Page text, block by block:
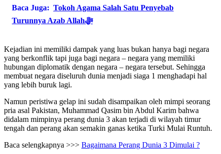
Baca Juga: Tokoh Agama Salah Satu Penyebab
Turunnya Azab Allahﷻ
Kejadian ini memiliki dampak yang luas bukan hanya bagi negara
yang berkonflik tapi juga bagi negara – negara yang memiliki
hubungan diplomatik dengan negara – negara tersebut. Sehingga
membuat negara diseluruh dunia menjadi siaga 1 menghadapi hal
yang lebih buruk lagi.
Namun peristiwa gelap ini sudah disampaikan oleh mimpi seorang
pria asal Pakistan, Muhammad Qasim bin Abdul Karim bahwa
didalam mimpinya perang dunia 3 akan terjadi di wilayah timur
tengah dan perang akan semakin ganas ketika Turki Mulai Runtuh.
Baca selengkapnya >>> Bagaimana Perang Dunia 3 Dimulai ?